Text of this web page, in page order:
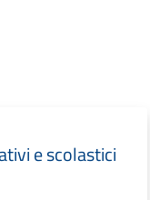
e scolastici